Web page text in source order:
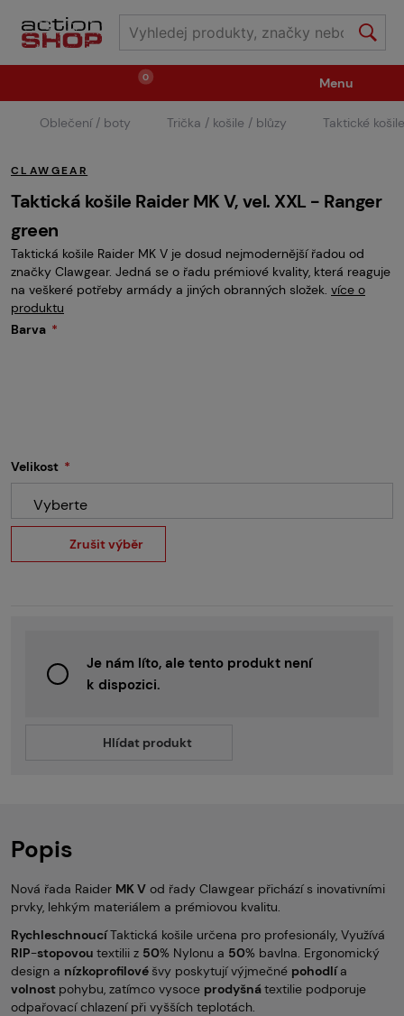
0
Zbraně Střelivo / plyny
Náhradní díly / upgrade Příslušenství ke zbraním
Výstroj Oblečení / boty Pyrotechnika
II.Jakost
Menu
Oblečení / boty Trička / košile / blůzy Taktické
CLAWGEAR
Taktická košile Raider MK V, vel. XXL - Ranger
green
Taktická košile Raider MK V je dosud nejmodernější řadou od
značky Clawgear. Jedná se o řadu prémiové kvality, která reaguje
na veškeré potřeby armády a jiných obranných složek. více o
produktu
Barva
Velikost
Vyberte
Zrušit výběr
Je nám líto, ale tento produkt není
k dispozici.
Hlídat produkt
Popis
Nová řada Raider MK V od řady Clawgear přichází s inovativními
prvky, lehkým materiálem a prémiovou kvalitu.
RychleschnoucíTaktická košile určena pro profesionály, Využívá
RIP-stopovou textilii z 50% Nylonu a 50% bavlna. Ergonomický
design a nízkoprofilové švy poskytují výjmečné pohodlía
volnost pohybu, zatímco vysoce prodyšnátextilie podporuje
odpařovací chlazení při vyšších teplotách.